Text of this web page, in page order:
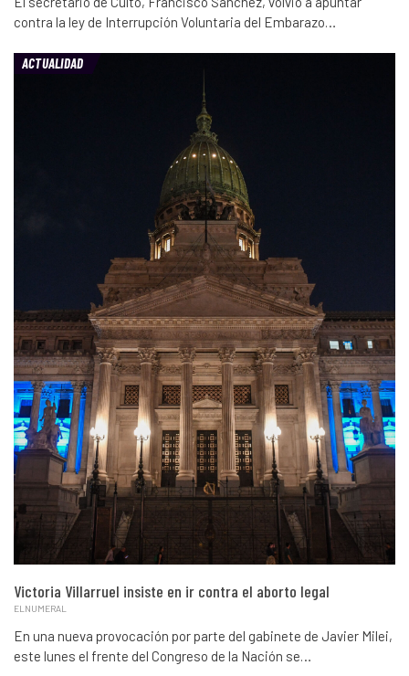
contra la ley de Interrupción Voluntaria del Embarazo…
ACTUALIDAD
Victoria Villarruel insiste en ir contra el aborto legal
ELNUMERAL
En una nueva provocación por parte del gabinete de Javier Milei,
este lunes el frente del Congreso de la Nación se…